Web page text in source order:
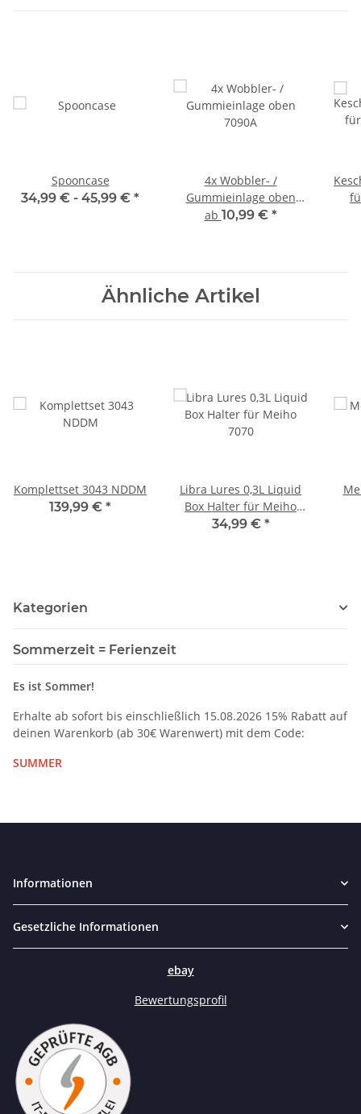
Spooncase
34,99 € - 45,99 € *
4x Wobbler- /
Gummieinlage oben
7090A
ab 10,99 € *
Ähnliche Artikel
Komplettset 3043 NDDM
139,99 € *
Libra Lures 0,3L Liquid
Box Halter für Meiho
7070
34,99 € *
Kategorien
Sommerzeit = Ferienzeit
Es ist Sommer!
Erhalte ab sofort bis einschließlich 15.08.2026 15% Rabatt auf
deinen Warenkorb (ab 30€ Warenwert) mit dem Code:
SUMMER
Informationen
Gesetzliche Informationen
ebay
Bewertungsprofil